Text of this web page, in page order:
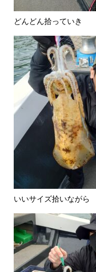
どんどん拾っていき
いいサイズ拾いながら